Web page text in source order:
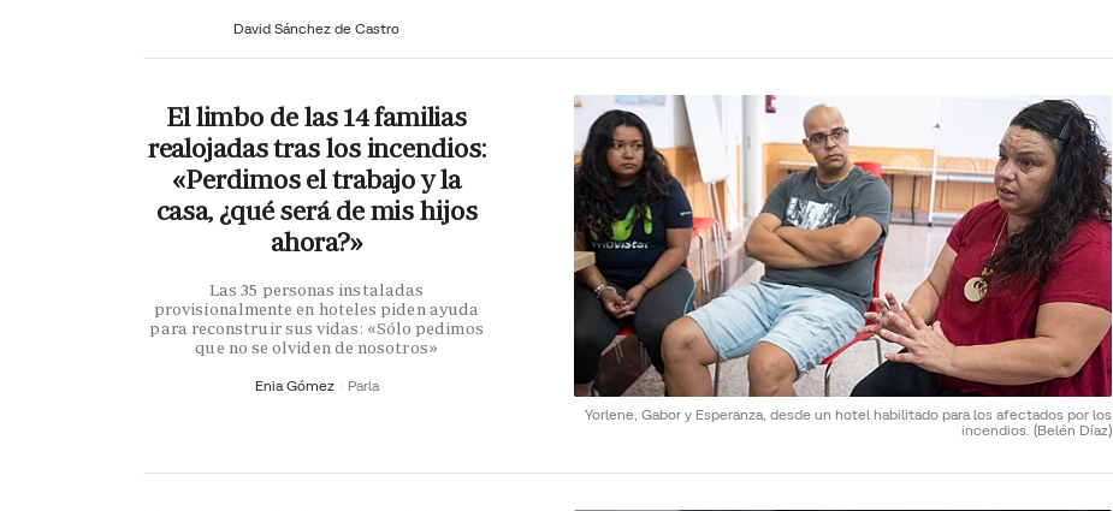
David Sánchez de Castro
Yorlene, Gabor y Esperanza, desde un hotel habilitado para los afectados por los
incendios. (Belén Díaz)
El limbo de las 14 familias
realojadas tras los incendios:
«Perdimos el trabajo y la
casa, ¿qué será de mis hijos
ahora?»
Las 35 personas instaladas
provisionalmente en hoteles piden ayuda
para reconstruir sus vidas: «Sólo pedimos
que no se olviden de nosotros»
Enia Gómez Parla